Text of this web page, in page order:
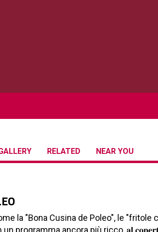
RELATED NEAR YOU
la "Bona Cusina de Poleo", le "fritole
programma ancora più ricco, 𝐚𝐥